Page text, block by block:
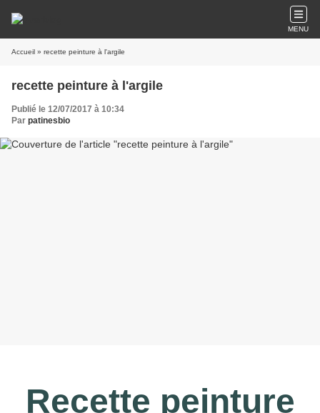
MENU
Accueil » recette peinture à l'argile
recette peinture à l'argile
Publié le 12/07/2017 à 10:34
Par patinesbio
Recette peinture